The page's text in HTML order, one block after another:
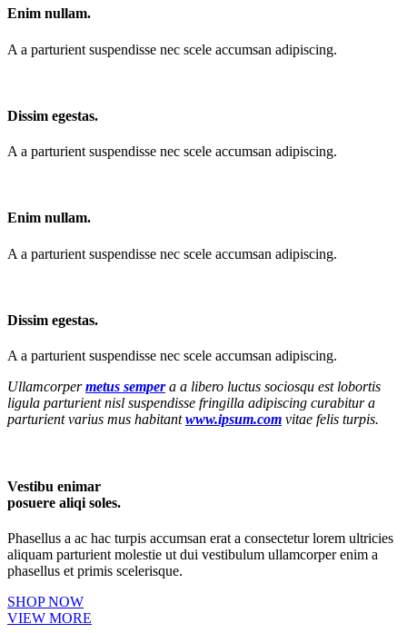
Enim nullam.
A a parturient suspendisse nec scele accumsan adipiscing.
Dissim egestas.
A a parturient suspendisse nec scele accumsan adipiscing.
Enim nullam.
A a parturient suspendisse nec scele accumsan adipiscing.
Dissim egestas.
A a parturient suspendisse nec scele accumsan adipiscing.
Ullamcorpermetus sempera a libero luctus sociosqu est lobortis
ligula parturient nisl suspendisse fringilla adipiscing curabitur a
parturient varius mus habitantwww.ipsum.com vitae felis turpis.
Vestibu enimar
posuere aliqi soles.
Phasellus a ac hac turpis accumsan erat a consectetur lorem ultricies
aliquam parturient molestie ut dui vestibulum ullamcorper enim a
phasellus et primis scelerisque.
SHOP NOW
VIEW MORE